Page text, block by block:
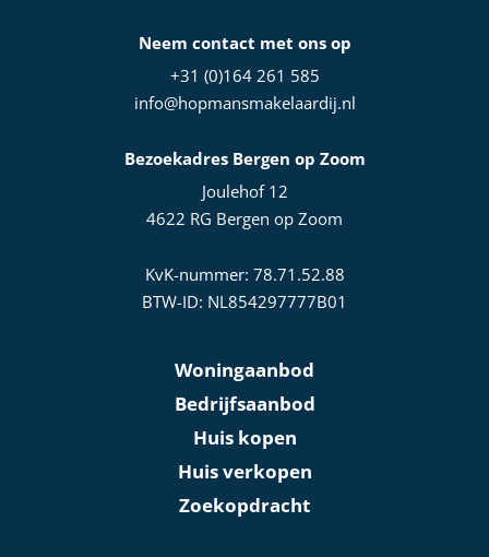
Neem contact met ons op
+31 (0)164 261 585
info@hopmansmakelaardij.nl
Bezoekadres Bergen op Zoom
Joulehof 12
4622 RG Bergen op Zoom
KvK-nummer: 78.71.52.88
BTW-ID: NL854297777B01
Woningaanbod
Bedrijfsaanbod
Huis kopen
Huis verkopen
Zoekopdracht